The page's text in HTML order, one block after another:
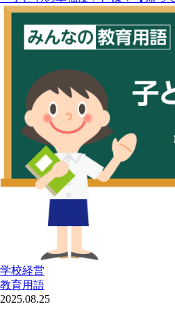
学校経営
教育用語
2025.08.25